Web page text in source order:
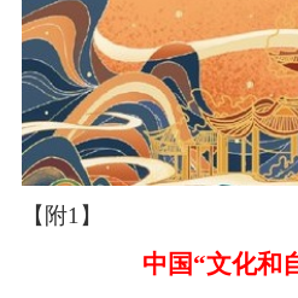
【附1】
中国“文化和